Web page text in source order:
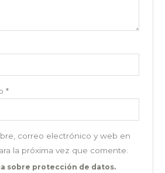
*
correo electrónico y web en
la próxima vez que comente.
sobre protección de datos.